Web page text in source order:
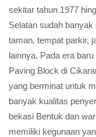
sekitar tahun 1977
Selatan sudah
taman, tempat parkir,
lainnya. Pada era
Paving Block di
yang berminat untuk
banyak kualitas
bekasi Bentuk dan
memiliki kegunaan